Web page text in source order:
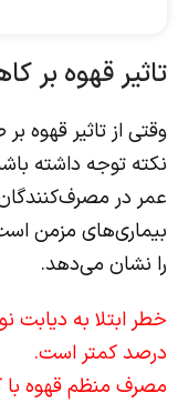
تاثیر قهوه
وقتی از تاثیر قهوه
نکته توجه داشته
عمر در
بیماری‌های مزمن
را نشان می‌دهد.
درصد کمتر است.
مصرف منظم قهوه با